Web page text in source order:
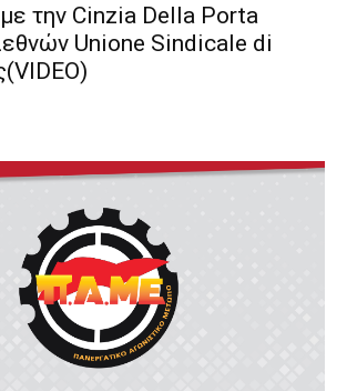
την Cinzia Della Porta
Unione Sindicale di